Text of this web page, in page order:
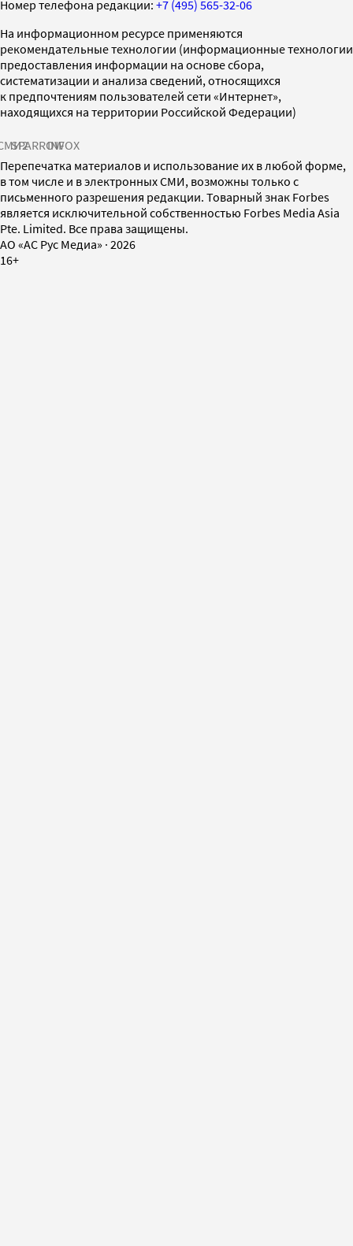
Номер телефона редакции: +7 (495) 565-32-06
На информационном ресурсе применяются
рекомендательные технологии (информационные технологии
предоставления информации на основе сбора,
систематизации и анализа сведений, относящихся
к предпочтениям пользователей сети «Интернет»,
находящихся на территории Российской Федерации)
SPARROWINFOX
Перепечатка материалов и использование их в любой форме,
в том числе и в электронных СМИ, возможны только с
письменного разрешения редакции. Товарный знак Forbes
является исключительной собственностью Forbes Media Asia
Pte. Limited. Все права защищены.
AO «АС Рус Медиа» · 2026
16+